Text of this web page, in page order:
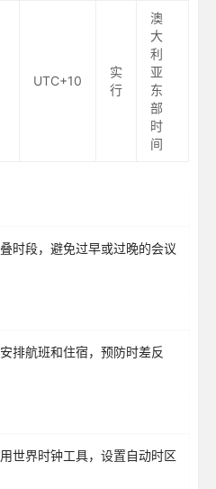
UTC+10
实
行
澳
大
利
亚
东
部
时
间
时段，避免过早或过晚的会议
排航班和住宿，预防时差反
世界时钟工具，设置自动时区